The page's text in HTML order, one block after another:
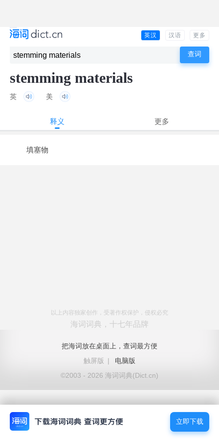
英汉 汉语 更多
stemming materials
英 美
释义 更多
填塞物
以上内容独家创作，受著作权保护，侵权必究
海词词典，十七年品牌
把海词放在桌面上，查词最方便
触屏版
|
电脑版
©2003 - 2026 海词词典(Dict.cn)
立即下载
立即下载